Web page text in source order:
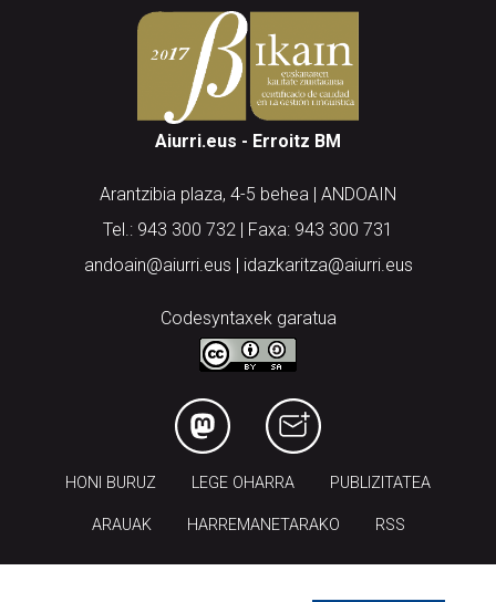
Aiurri.eus - Erroitz BM
Arantzibia plaza, 4-5 behea | ANDOAIN
Tel.: 943 300 732 | Faxa: 943 300 731
andoain@aiurri.eus | idazkaritza@aiurri.eus
Codesyntaxek garatua
HONI BURUZ LEGE OHARRA PUBLIZITATEA
ARAUAK HARREMANETARAKO RSS